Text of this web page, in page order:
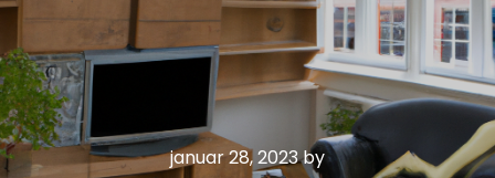
januar 28, 2023by